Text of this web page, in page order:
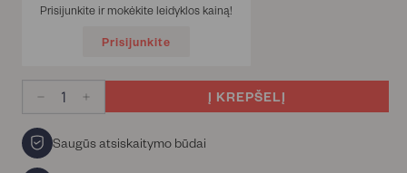
Prisijunkite ir mokėkite leidyklos kainą!
Prisijunkite
− +
Į KREPŠELĮ
Saugūs atsiskaitymo būdai